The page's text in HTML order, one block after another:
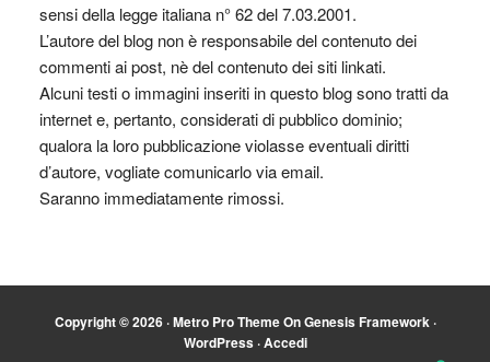
sensi della legge italiana n° 62 del 7.03.2001.
L’autore del blog non è responsabile del contenuto dei
commenti ai post, nè del contenuto dei siti linkati.
Alcuni testi o immagini inseriti in questo blog sono tratti da
internet e, pertanto, considerati di pubblico dominio;
qualora la loro pubblicazione violasse eventuali diritti
d’autore, vogliate comunicarlo via email.
Saranno immediatamente rimossi.
Copyright © 2026 ·Metro Pro ThemeOnGenesis Framework·
WordPress·Accedi